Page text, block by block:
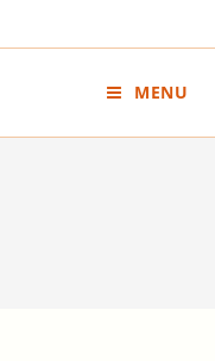
MENU